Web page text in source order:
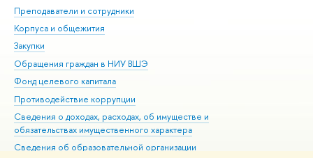
Преподаватели и сотрудники
Корпуса и общежития
Закупки
Обращения граждан в НИУ ВШЭ
Фонд целевого капитала
Противодействие коррупции
Сведения о доходах, расходах, об имуществе и
обязательствах имущественного характера
Сведения об образовательной организации